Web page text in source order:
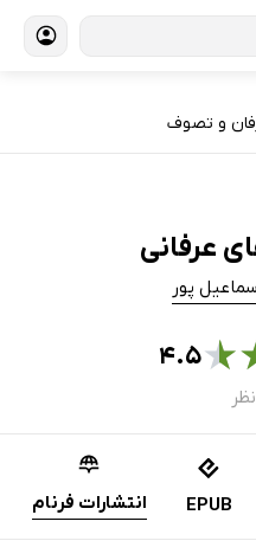
و تصوف
عرفانی
پور
★۴.۵
EPUB انتشارات فرنام